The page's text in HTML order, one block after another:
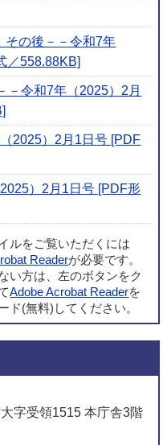
その後－－令和7年
／558.88KB]
－令和7年（2025）2月
2025）2月1日号 [PDF
）2月1日号 [PDF形
ルをご覧いただくには
Readerが必要です。
い方は、左のボタンをク
Adobe Acrobat Readerを
ド(無料)してください。
字受領1515 本庁舎3階